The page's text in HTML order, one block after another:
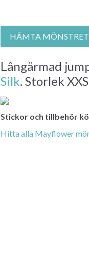
HÄMTA
Långärmad
Silk. Storlek
Stickor och tillbehör
Hitta alla Mayflower